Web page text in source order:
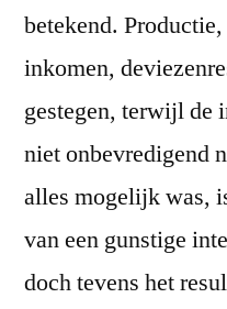
betekend.
inkomen,
gestegen, terwijl de
niet onbevredigend
alles mogelijk was,
van een gunstige
doch tevens het